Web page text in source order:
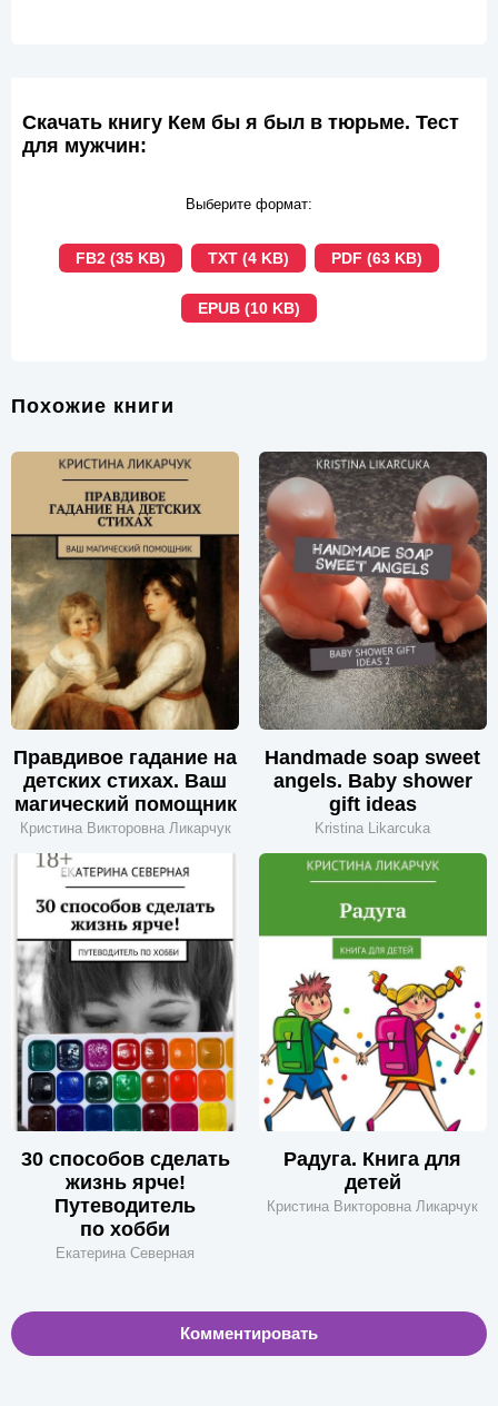
Скачать книгу Кем бы я был в тюрьме. Тест
для мужчин:
Выберите формат:
FB2 (35 KB) TXT (4 KB) PDF (63 KB)
EPUB (10 KB)
Похожие книги
Правдивое гадание на
детских стихах. Ваш
магический помощник
Кристина Викторовна Ликарчук
Handmade soap sweet
angels. Baby shower
gift ideas
Kristina Likarcuka
30 способов сделать
жизнь ярче!
Путеводитель
по хобби
Екатерина Северная
Радуга. Книга для
детей
Кристина Викторовна Ликарчук
Комментировать